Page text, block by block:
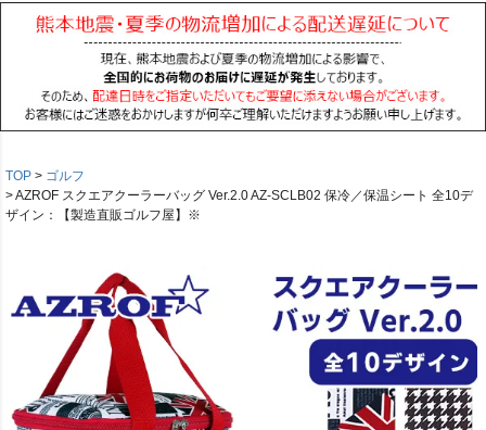
TOP
ゴルフ
AZROF スクエアクーラーバッグ Ver.2.0 AZ-SCLB02 保冷／保温シート 全10デ
ザイン：【製造直販ゴルフ屋】※